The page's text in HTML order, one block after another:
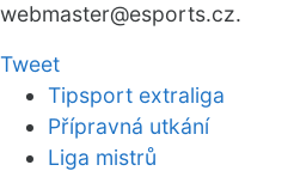
webmaster@esports.cz.
Tweet
Tipsport extraliga
Přípravná utkání
Liga mistrů